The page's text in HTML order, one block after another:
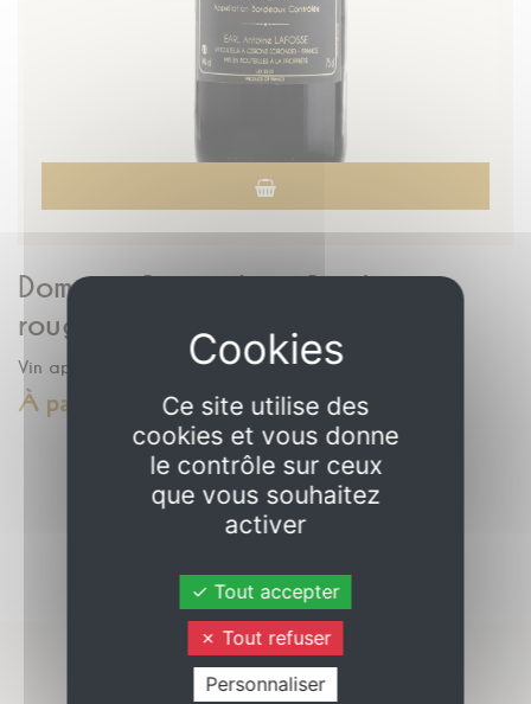
Domaine Bourgelat - Bordeaux
rouge
Vin appellation Bordeaux
À partir de 8,00 €Ce site utilise des
cookies et vous donne
le contrôle sur ceux
que vous souhaitez
activer
Tout accepter
Tout refuser
Personnaliser